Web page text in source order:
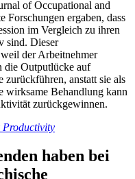
of Occupational and
ergaben, dass
im Vergleich zu ihren
sind. Dieser
der Arbeitnehmer
die Outputlücke auf
anstatt sie als
wirksame Behandlung kann
zurückgewinnen.
Productivity
haben bei